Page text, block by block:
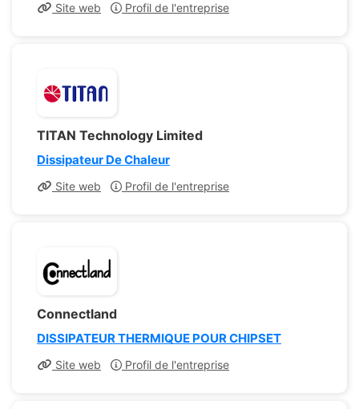
Site web Profil de l'entreprise
TITAN Technology Limited
Dissipateur De Chaleur
Site web Profil de l'entreprise
Connectland
DISSIPATEUR THERMIQUE POUR CHIPSET
Site web Profil de l'entreprise